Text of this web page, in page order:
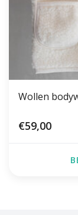
Wollen
€59,00